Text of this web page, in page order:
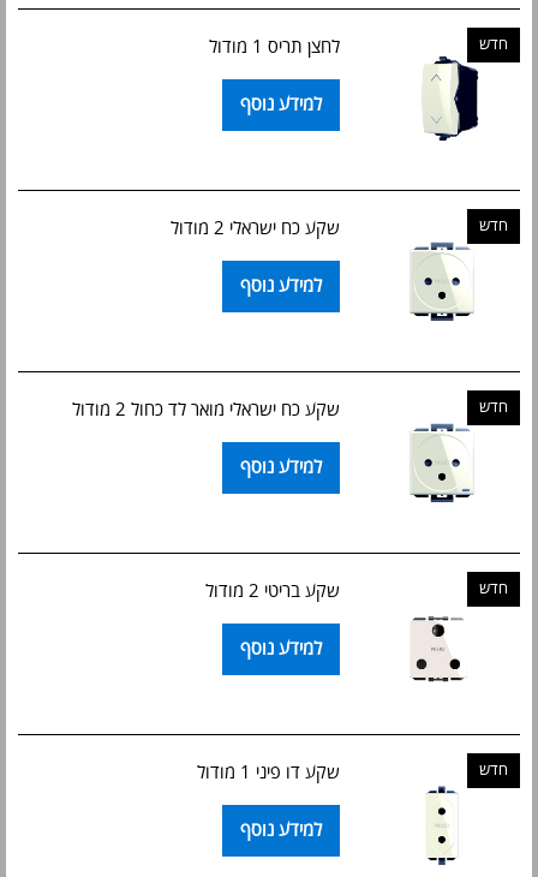
חדש לחצן תריס 1 מודול
למידע נוסף
חדש שקע כח ישראלי 2 מודול
למידע נוסף
חדש שקע כח ישראלי מואר לד כחול 2 מודול
למידע נוסף
חדש שקע בריטי 2 מודול
למידע נוסף
חדש שקע דו פיני 1 מודול
למידע נוסף